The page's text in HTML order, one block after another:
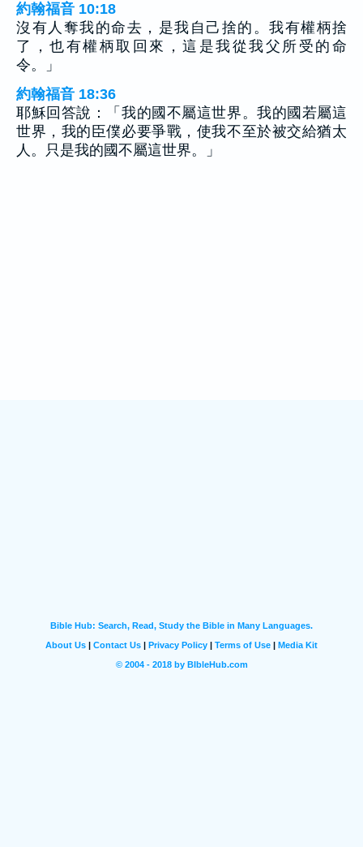
約翰福音 10:18
沒有人奪我的命去，是我自己捨的。我有權柄捨
了，也有權柄取回來，這是我從我父所受的命
令。」
約翰福音 18:36
耶穌回答說：「我的國不屬這世界。我的國若屬這
世界，我的臣僕必要爭戰，使我不至於被交給猶太
人。只是我的國不屬這世界。」